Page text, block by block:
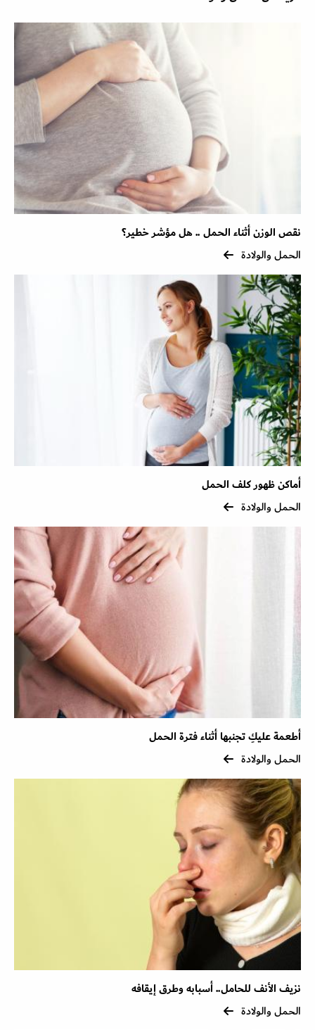
نقص الوزن أثناء الحمل .. هل مؤشر خطير؟
الحمل والولادة
أماكن ظهور كلف الحمل
الحمل والولادة
أطعمة عليكِ تجنبها أثناء فترة الحمل
الحمل والولادة
نزيف الأنف للحامل.. أسبابه وطرق إيقافه
الحمل والولادة